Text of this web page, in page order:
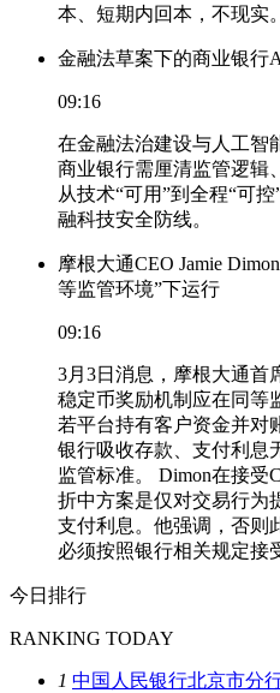
本、短期内回本，不现实。
金融法草案下的商业银行
09:16
在金融法治建设与人工智
商业银行需厘清监管逻辑
从技术“可用”到全程“可
融科技安全防线。
摩根大通CEO Jamie
等监管环境”下运行
09:16
3月3日消息，摩根大通首
稳定币奖励机制应在同等
若平台持有客户资金并对
银行吸收存款、支付利息
监管标准。 Dimon在接受
折中方案是仅对交易行为
支付利息。他强调，否则
必须按照银行相关规定接
今日排行
RANKING TODAY
1 中国人民银行北京市分